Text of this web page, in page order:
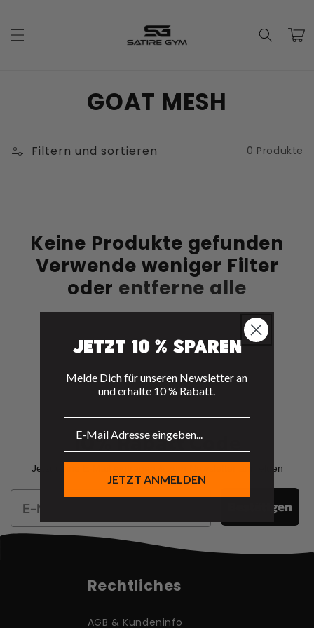
Inhalt
K
t
o
r
i
:
GOAT MESH
Filtern und sortieren 0 Produkte
Keine Produkte gefunden
Verwende weniger Filter
oder entferne alle
10% Rabatt Code
Jetzt deine E-Mail eintragen & zum Newsletter anmelden
Email Bestätigen
Rechtliches
AGB & Kundeninfo
Jetzt 10 % sparen
Melde Dich für unseren Newsletter an
und erhalte 10 % Rabatt.
JETZT ANMELDEN